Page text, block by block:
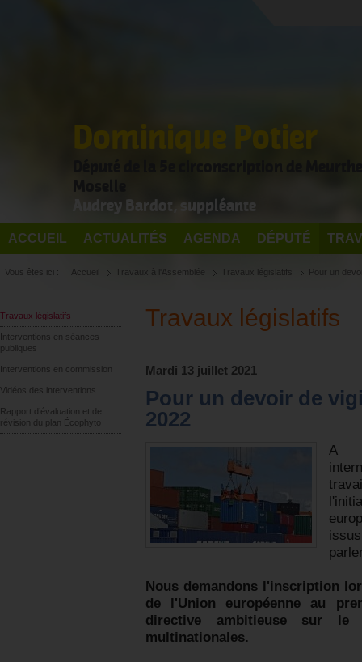
Dominique Potier
Audrey Bardot, suppléante
ACCUEIL ACTUALITÉS AGENDA DÉPUTÉ
Vous êtes ici : Accueil Travaux à l'Assemblée Travaux législatifs Pour un
Travaux législatifs
Interventions en séances
publiques
Interventions en commission
Vidéos des interventions
Rapport d’évaluation et de
révision du plan Écophyto
Travaux législatifs
Mardi 13 juillet 2021
Pour un devoir de
2022
A
Nous demandons l'inscription
de l'Union européenne au
directive ambitieuse sur
multinationales.